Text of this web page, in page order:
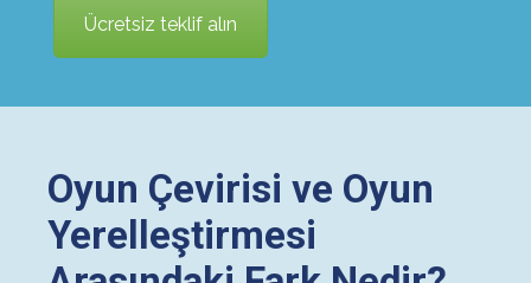
Ücretsiz teklif alın
Oyun Çevirisi ve Oyun
Yerelleştirmesi